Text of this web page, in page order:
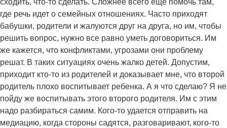
сходить, что-то сделать. Сложнее всего еще помочь там,
где речь идет о семейных отношениях. Часто приходят
бабушки, родители и жалуются друг на друга, но им, чтобы
решить вопрос, нужно все равно уметь договориться. Им
же кажется, что конфликтами, угрозами они проблему
решат. В таких ситуациях очень жалко детей. Допустим,
приходит кто-то из родителей и доказывает мне, что второй
родитель плохо воспитывает ребенка. А я что сделаю? Я не
пойду же воспитывать этого второго родителя. Им с этим
надо разбираться самим. Кого-то удается отправить на
медиацию, когда стороны садятся, разговаривают, кого-то